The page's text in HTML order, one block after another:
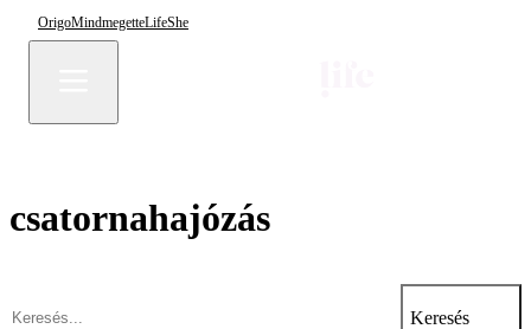
OrigoMindmegetteLifeShe
csatornahajózás
Keresés